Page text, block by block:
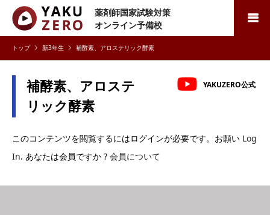
薬剤師国家試験対策
オンライン予備校
検索
新3年生 補酵素、アロステリック酵素
補酵素、アロステ
リック酵素
YAKUZERO公式
このコンテンツを閲覧するにはログインが必要です。お願い Log
In. あなたは会員ですか ? 会員について